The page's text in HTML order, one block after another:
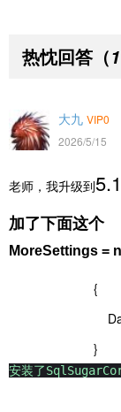
热忱回答 （1
大九 VIP0
2026/5/15
老师，我升级到
加了下面这个
MoreSettings =
{
}
安装了